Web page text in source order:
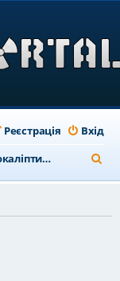
Вхід
Реєстрація
Постапокаліптичний форум
о